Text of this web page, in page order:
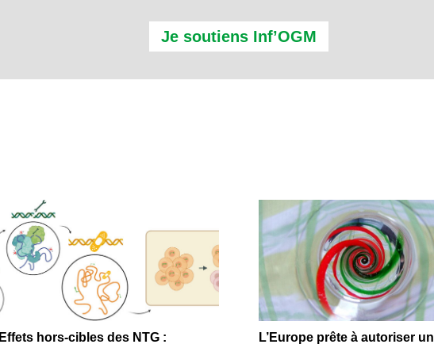
Je soutiens Inf’OGM
Effets hors-cibles des NTG :
L’Europe prête à autoriser un